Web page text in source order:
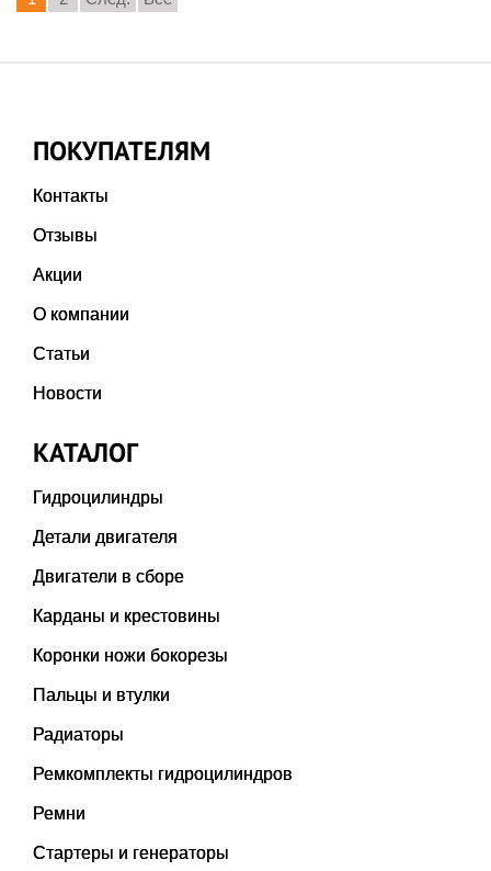
ПОКУПАТЕЛЯМ
Контакты
Отзывы
Акции
О компании
Статьи
Новости
КАТАЛОГ
Гидроцилиндры
Детали двигателя
Двигатели в сборе
Карданы и крестовины
Коронки ножи бокорезы
Пальцы и втулки
Радиаторы
Ремкомплекты гидроцилиндров
Ремни
Стартеры и генераторы